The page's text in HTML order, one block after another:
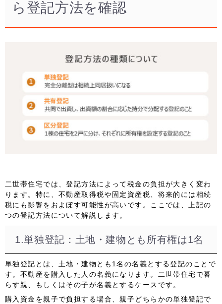
ら登記方法を確認
二世帯住宅では、登記方法によって税金の負担が大きく変わ
ります。特に、不動産取得税や固定資産税、将来的には相続
税にも影響をおよぼす可能性が高いです。ここでは、上記の
つの登記方法について解説します。
1.単独登記：土地・建物とも所有権は1名
単独登記とは、土地・建物とも1名の名義とする登記のことで
す。 不動産を購入した人の名義になります。二世帯住宅で暮
らす親、もしくはその子が名義とするケースです。
購入資金を親子で負担する場合、親子どちらかの単独登記で